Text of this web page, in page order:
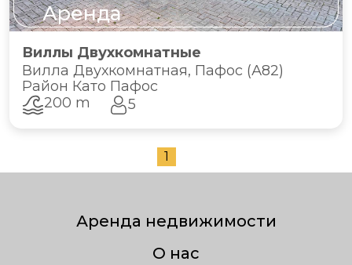
Аренда
Виллы Двухкомнатные
Вилла Двухкомнатная, Пафос (А82)
Район Като Пафос
200 m
5
1
Аренда недвижимости
О нас